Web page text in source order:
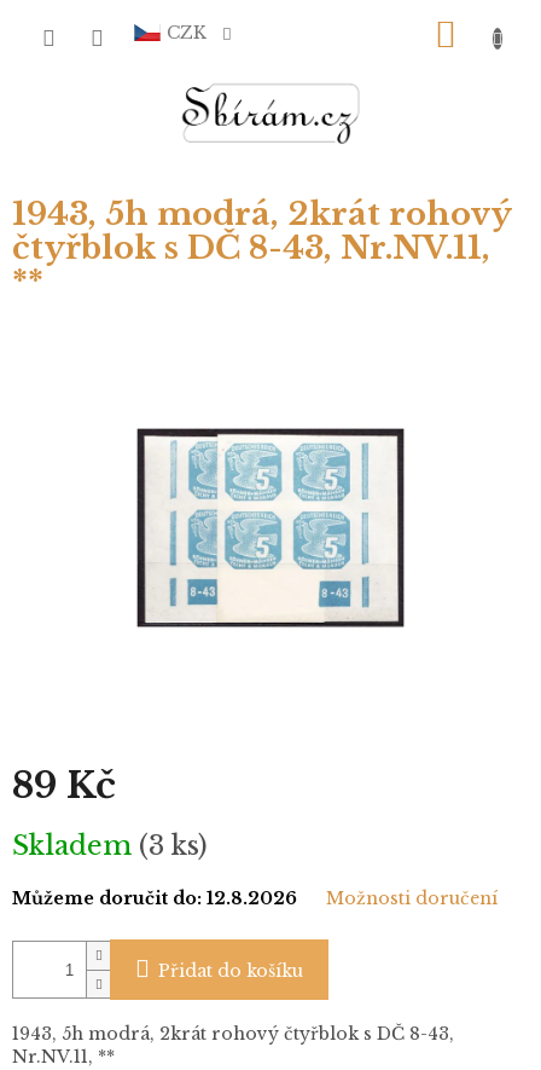
CZK
1943, 5h modrá, 2krát rohový
čtyřblok s DČ 8-43, Nr.NV.11,
**
89 Kč
Měrná
cena:
Skladem (3 ks)
Můžeme doručit do: 12.8.2026 Možnosti doručení
Přidat do košíku
1943, 5h modrá, 2krát rohový čtyřblok s DČ 8-43,
Nr.NV.11, **